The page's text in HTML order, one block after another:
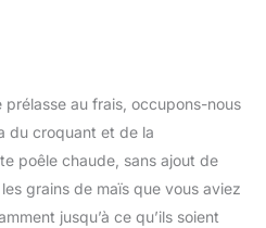
au frais, occupons-nous
du croquant et de la
poêle chaude, sans ajout de
grains de maïs que vous aviez
jusqu’à ce qu’ils soient